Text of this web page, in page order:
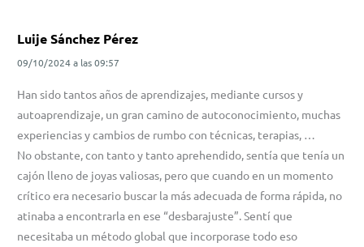
Luije Sánchez Pérez
09/10/2024a las09:57
Han sido tantos años de aprendizajes, mediante cursos y
autoaprendizaje, un gran camino de autoconocimiento, muchas
experiencias y cambios de rumbo con técnicas, terapias, …
No obstante, con tanto y tanto aprehendido, sentía que tenía un
cajón lleno de joyas valiosas, pero que cuando en un momento
crítico era necesario buscar la más adecuada de forma rápida, no
atinaba a encontrarla en ese “desbarajuste”. Sentí que
necesitaba un método global que incorporase todo eso